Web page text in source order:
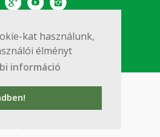
kat használunk,
élményt
információ
BME Építőmérnöki Kar
Műegyetem rkp. 3.